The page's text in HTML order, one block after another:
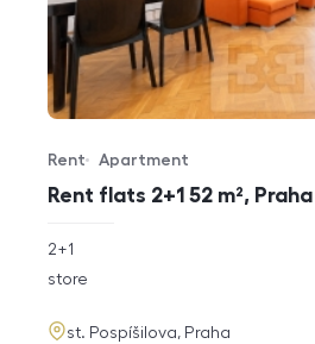
Rent flats 2+1 52 m²,
Offer type
Rent
Property type
Apartment
rozměry
2+1
funkce
store
adresa
st. Pospíšilova, Praha